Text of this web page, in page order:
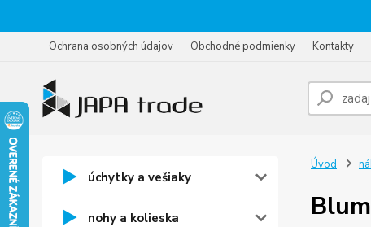
Ochrana osobných údajov Obchodné podmienky Kontakty
úchytky a vešiaky
nohy a kolieska
Úvod